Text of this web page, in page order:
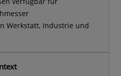
Werkstatt, Industrie und